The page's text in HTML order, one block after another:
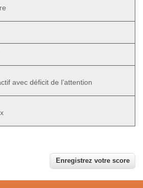
avec déficit de l’attention